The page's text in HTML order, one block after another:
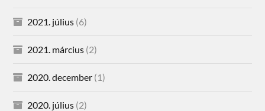
2021. július (6)
2021. március (2)
2020. december (1)
2020. július (2)